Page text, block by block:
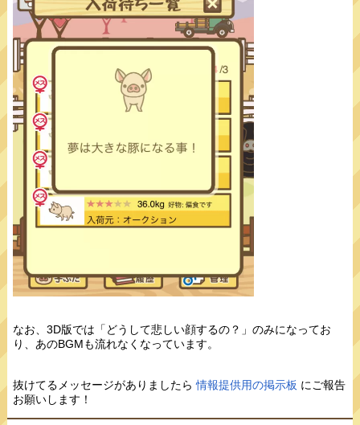
なお、3D版では「どうして悲しい顔するの？」のみになってお
り、あのBGMも流れなくなっています。
抜けてるメッセージがありましたら情報提供用の掲示板 にご報告
お願いします！